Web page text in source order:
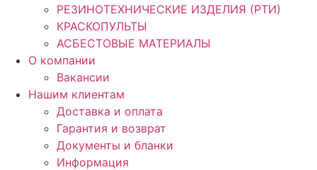
РЕЗИНОТЕХНИЧЕСКИЕ ИЗДЕЛИЯ (РТИ)
КРАСКОПУЛЬТЫ
АСБЕСТОВЫЕ МАТЕРИАЛЫ
О компании
Вакансии
Нашим клиентам
Доставка и оплата
Гарантия и возврат
Документы и бланки
Информация